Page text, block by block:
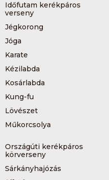
Időfutam kerékpáros
verseny
Jégkorong
Jóga
Karate
Kézilabda
Kosárlabda
Kung-fu
Lövészet
Műkorcsolya
Országúti kerékpáros
körverseny
Sárkányhajózás